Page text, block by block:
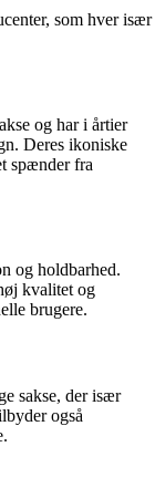
som hver især
og har i årtier
Deres ikoniske
spænder fra
og holdbarhed.
kvalitet og
brugere.
sakse, der især
også